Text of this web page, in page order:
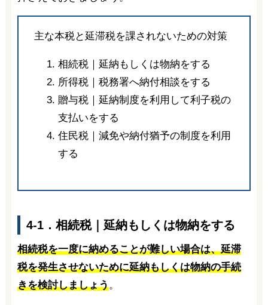
主な本税と延滞税を課されないための対策
相続税｜延納もしくは物納をする
所得税｜税務署へ納付相談をする
贈与税｜延納制度を利用して利子税の
支払いをする
住民税｜減免や納付猶予の制度を利用
する
4-1．相続税｜延納もしくは物納をする
相続税を一度に納めることが難しい場合は、延滞
税を発生させないために延納もしくは物納の手続
きを検討しましょう。